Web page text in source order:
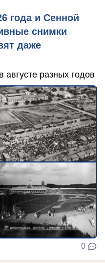
года и Сенной
снимки
даже
августе разных годов
0